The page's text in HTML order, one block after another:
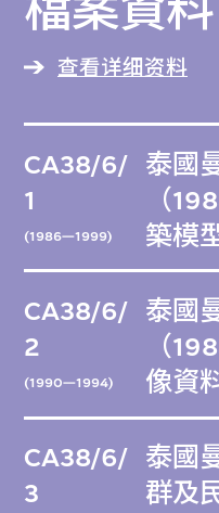
查看详细资料
CA38/6/
1
(1986—1999)
泰國
（
築模
CA38/6/
2
(1990—1994)
泰國
（
像資
CA38/6/
3
泰國
群及